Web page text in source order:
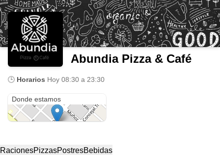
Abundia Pizza & Café
🕒 Horarios Hoy 08:30 a 23:30
Donde estamos
RacionesPizzasPostresBebidas